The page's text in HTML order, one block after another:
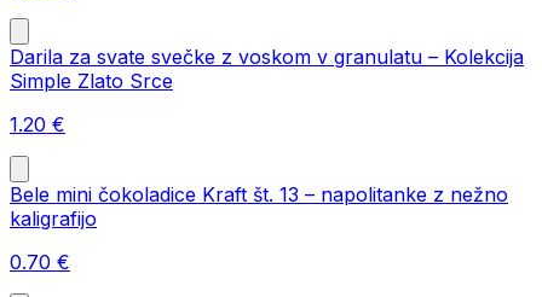
Darila za svate svečke z voskom v granulatu – Kolekcija
Simple Zlato Srce
1.20 €
Bele mini čokoladice Kraft št. 13 – napolitanke z nežno
kaligrafijo
0.70 €